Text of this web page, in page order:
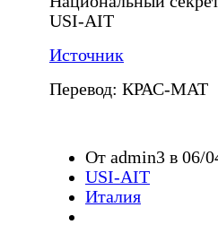
USI-AIT
Источник
Перевод: КРАС-МАТ
От admin3 в 06/
USI-AIT
Италия